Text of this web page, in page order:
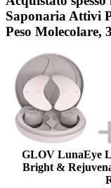
Saponaria Attivi
Peso Molecolare,
GLOV LunaEye
Bright &